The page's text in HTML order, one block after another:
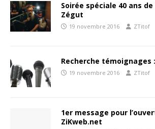
Soirée spéciale 40 ans
Zégut
19 novembre 2016 ZTitof
Recherche témoignages
19 novembre 2016 ZTitof
1er message pour
ZiKweb.net